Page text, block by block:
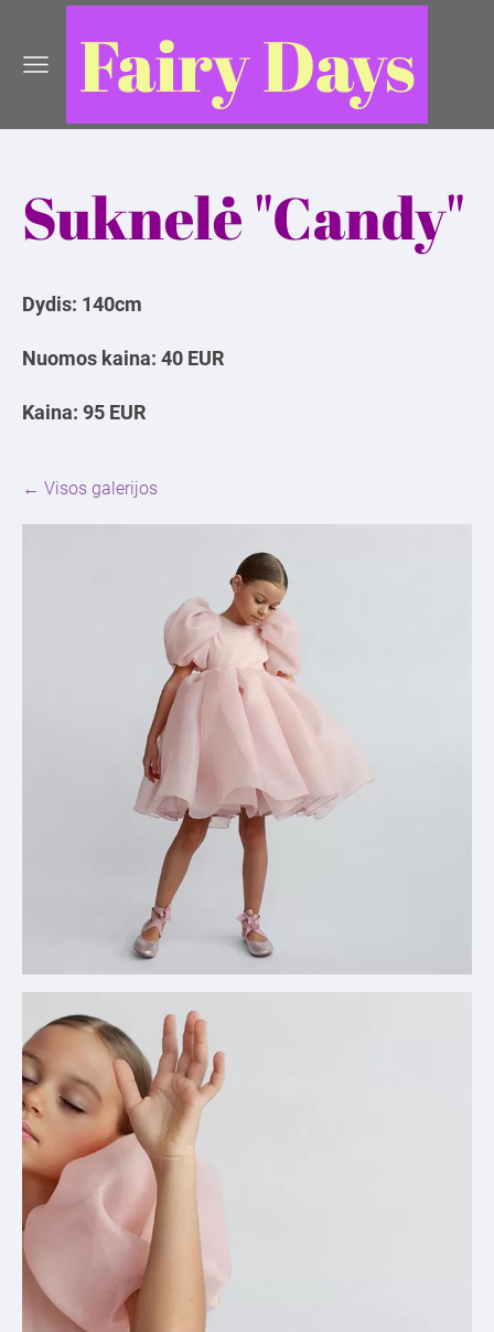
Fairy Days
Suknelė "Candy"
Dydis: 140cm
Nuomos kaina: 40 EUR
Kaina: 95 EUR
Visos galerijos